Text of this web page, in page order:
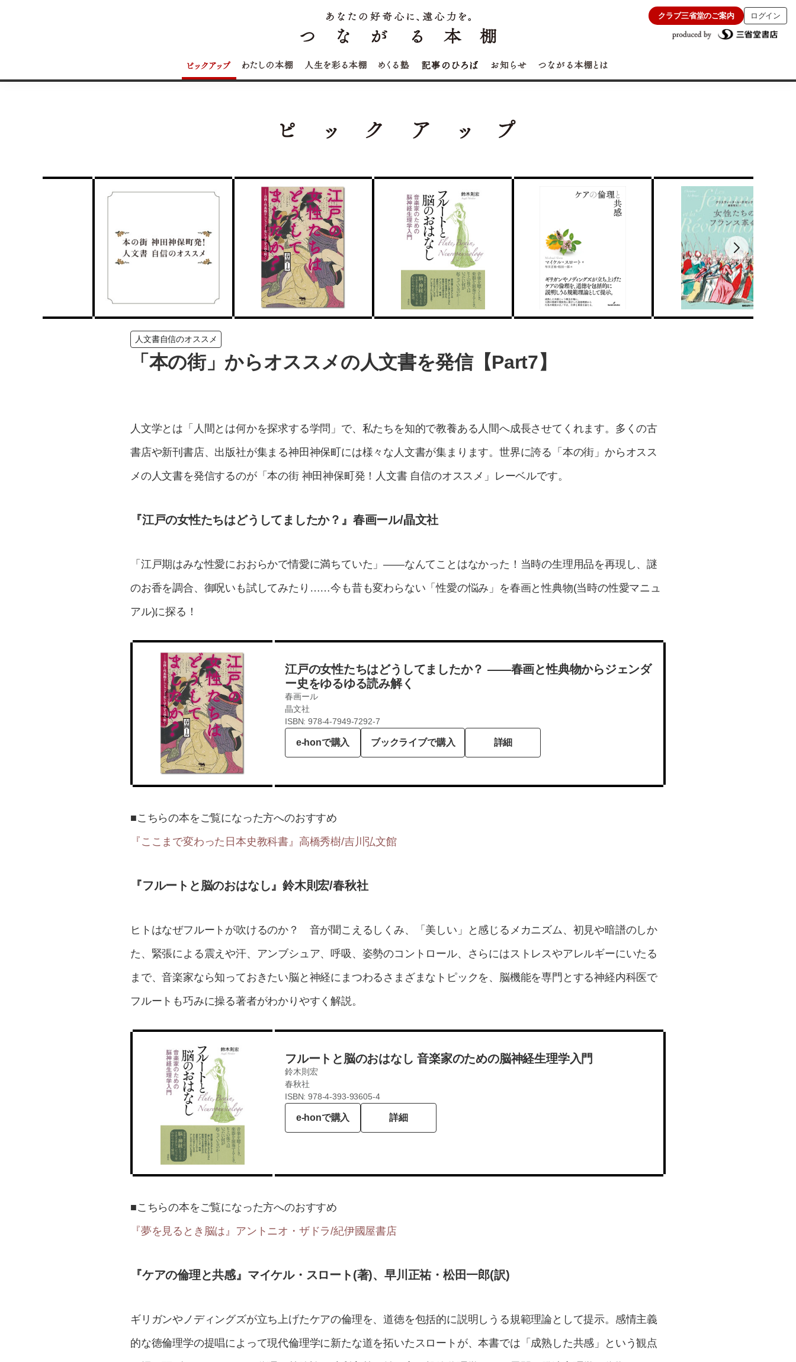
クラブ三省堂のご案内 ログイン
人文書自信のオススメ
「本の街」からオススメの人文書を発信【Part7】
人文学とは「人間とは何かを探求する学問」で、私たちを知的で教養ある人間へ成長させてくれます。多くの古
書店や新刊書店、出版社が集まる神田神保町には様々な人文書が集まります。世界に誇る「本の街」からオスス
メの人文書を発信するのが「本の街 神田神保町発！人文書 自信のオススメ」レーベルです。
『江戸の女性たちはどうしてましたか？』春画ール/晶文社
「江戸期はみな性愛におおらかで情愛に満ちていた」――なんてことはなかった！当時の生理用品を再現し、謎
のお香を調合、御呪いも試してみたり……今も昔も変わらない「性愛の悩み」を春画と性典物(当時の性愛マニュ
アル)に探る！
江戸の女性たちはどうしてましたか？ ――春画と性典物からジェンダ
ー史をゆるゆる読み解く
春画ール
晶文社
ISBN: 978-4-7949-7292-7
e-honで購入 ブックライブで購入 詳細
■こちらの本をご覧になった方へのおすすめ
『ここまで変わった日本史教科書』高橋秀樹/吉川弘文館
『フルートと脳のおはなし』鈴木則宏/春秋社
ヒトはなぜフルートが吹けるのか？ 音が聞こえるしくみ、「美しい」と感じるメカニズム、初見や暗譜のしか
た、緊張による震えや汗、アンブシュア、呼吸、姿勢のコントロール、さらにはストレスやアレルギーにいたる
まで、音楽家なら知っておきたい脳と神経にまつわるさまざまなトピックを、脳機能を専門とする神経内科医で
フルートも巧みに操る著者がわかりやすく解説。
フルートと脳のおはなし 音楽家のための脳神経生理学入門
鈴木則宏
春秋社
ISBN: 978-4-393-93605-4
e-honで購入 詳細
■こちらの本をご覧になった方へのおすすめ
『夢を見るとき脳は』アントニオ・ザドラ/紀伊國屋書店
『ケアの倫理と共感』マイケル・スロート(著)、早川正祐・松田一郎(訳)
ギリガンやノディングズが立ち上げたケアの倫理を、道徳を包括的に説明しうる規範理論として提示。感情主義
的な徳倫理学の提唱によって現代倫理学に新たな道を拓いたスロートが、本書では「成熟した共感」という観点